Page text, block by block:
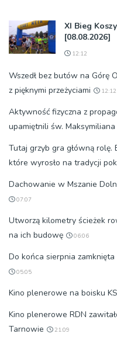
XI Bieg
[08.08.2026]
12:12
Wszedł bez butów na Górę
z pięknymi przeżyciami
12:12
Aktywność fizyczna z
upamiętnili św.
Tutaj grzyb gra główną rolę.
które wyrosło na tradycji
Dachowanie w Mszanie
07:07
Utworzą kilometry ścieżek
na ich budowę
06:06
Do końca sierpnia
05:05
Kino plenerowe na boisku
Kino plenerowe RDN
Tarnowie
21:09